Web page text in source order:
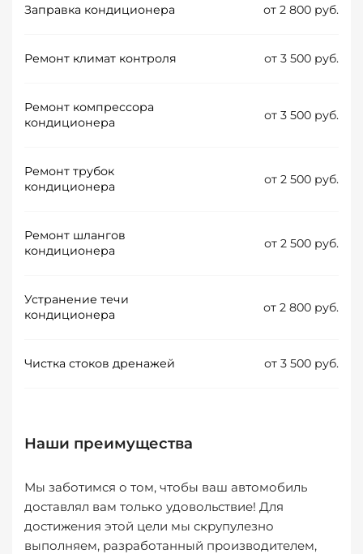
Заправка кондиционера от 2 800 руб.
Ремонт климат контроля от 3 500 руб.
Ремонт компрессора
кондиционера
от 3 500 руб.
Ремонт трубок
кондиционера
от 2 500 руб.
Ремонт шлангов
кондиционера
от 2 500 руб.
Устранение течи
кондиционера
от 2 800 руб.
Чистка стоков дренажей от 3 500 руб.
Наши преимущества
Мы заботимся о том, чтобы ваш автомобиль
доставлял вам только удовольствие! Для
достижения этой цели мы скрупулезно
выполняем, разработанный производителем,